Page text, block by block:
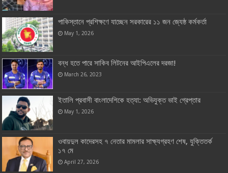
পাকিস্তানে প্রশিক্ষণে যাচ্ছেন সরকারের ১১ জন জ্যেষ্ঠ কর্মকর্তা
May 1, 2026
বন্ধ হতে পারে সাকিব লিটনের আইপিএলের দরজা!
March 26, 2023
ইতালি প্রবাসী বাংলাদেশিকে হত্যা: অভিযুক্ত ভাই গ্রেপ্তার
May 1, 2026
ওবায়দুল কাদেরসহ ৭ নেতার মামলার সাক্ষ্যগ্রহণ শেষ, যুক্তিতর্ক
১৭ মে
April 27, 2026